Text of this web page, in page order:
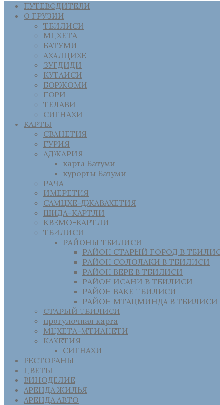
ПУТЕВОДИТЕЛИ
О ГРУЗИИ
ТБИЛИСИ
МЦХЕТА
БАТУМИ
АХАЛЦИХЕ
ЗУГДИДИ
КУТАИСИ
БОРЖОМИ
ГОРИ
ТЕЛАВИ
СИГНАХИ
КАРТЫ
СВАНЕТИЯ
ГУРИЯ
АДЖАРИЯ
карта Батуми
курорты Батуми
РАЧА
ИМЕРЕТИЯ
САМЦХЕ-ДЖАВАХЕТИЯ
ШИДА-КАРТЛИ
КВЕМО-КАРТЛИ
ТБИЛИСИ
РАЙОНЫ ТБИЛИСИ
РАЙОН СТАРЫЙ ГОРОД В
РАЙОН СОЛОЛАКИ В ТБИЛИСИ
РАЙОН ВЕРЕ В ТБИЛИСИ
РАЙОН ИСАНИ В ТБИЛИСИ
РАЙОН ВАКЕ ТБИЛИСИ
РАЙОН МТАЦМИНДА В ТБИЛИСИ
СТАРЫЙ ТБИЛИСИ
прогулочная карта
МЦХЕТА-МТИАНЕТИ
КАХЕТИЯ
СИГНАХИ
РЕСТОРАНЫ
ЦВЕТЫ
ВИНОДЕЛИЕ
АРЕНДА ЖИЛЬЯ
АРЕНДА АВТО